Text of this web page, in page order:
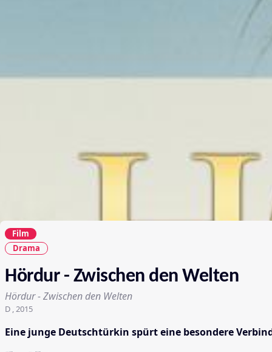
Film
Drama
Hördur - Zwischen den Welten
Hördur - Zwischen den Welten
D , 2015
Eine junge Deutschtürkin spürt eine besondere